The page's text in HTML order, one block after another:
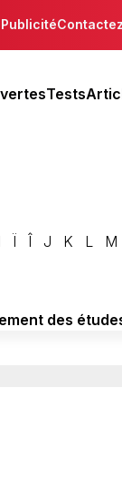
PublicitéContactez
Tests
Ï Î J K L M